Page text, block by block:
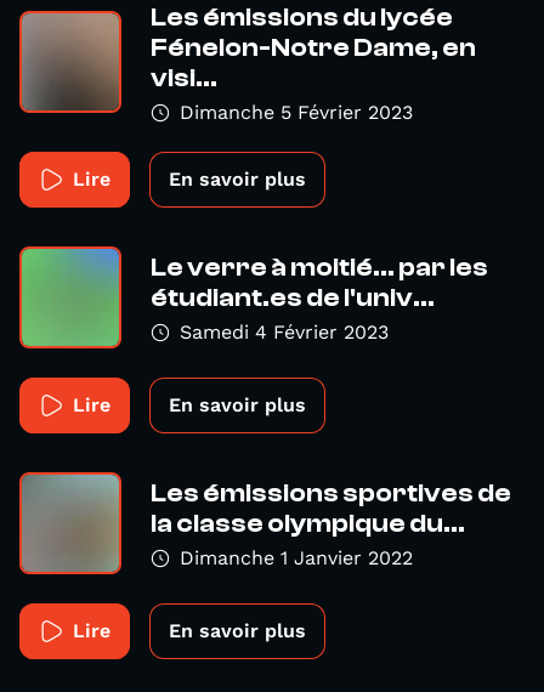
Les émissions du lycée
Fénelon-Notre Dame, en
visi...
Dimanche 5 Février 2023
Lire En savoir plus
Le verre à moitié... par les
étudiant.es de l'univ...
Samedi 4 Février 2023
Lire En savoir plus
Les émissions sportives de
la classe olympique du...
Dimanche 1 Janvier 2022
Lire En savoir plus